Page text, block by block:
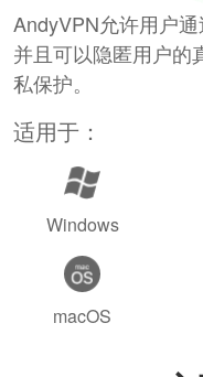
AndyVPN允许用户
并且可以隐匿用户的
私保护。
适用于：
Windows
macOS